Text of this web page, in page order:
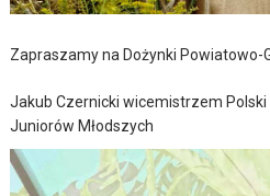
Zapraszamy na Dożynki Powiatowo-
Jakub Czernicki wicemistrzem
Juniorów Młodszych